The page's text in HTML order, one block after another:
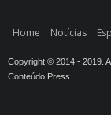
Home Notícias
Copyright © 2014 - 2019.
Conteúdo Press